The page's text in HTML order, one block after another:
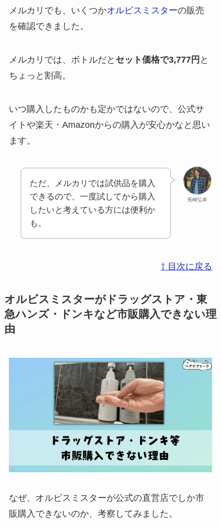
メルカリでも、いくつかオルビスミスターの販売
を確認できました。
メルカリでは、ボトルだと セット価格で3,777円 と
ちょっと割高。
いつ購入したものかも定かではないので、公式サ
イトや楽天・Amazonからの購入が安心かなと思い
ます。
長崎弘幸
ただ、メルカリでは試供品を購入
できるので、一度試してから購入
したいと考えている方には便利か
も。
⇧ 目次に戻る
オルビスミスターがドラッグストア・東
急ハンズ・ドンキなど市販購入できない理
由
なぜ、オルビスミスターが公式の直営店でしか市
販購入できないのか、考察してみました。